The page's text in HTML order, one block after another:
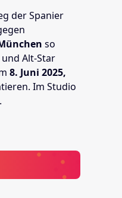
der Spanier
so
Alt-Star
8. Juni 2025,
Im Studio